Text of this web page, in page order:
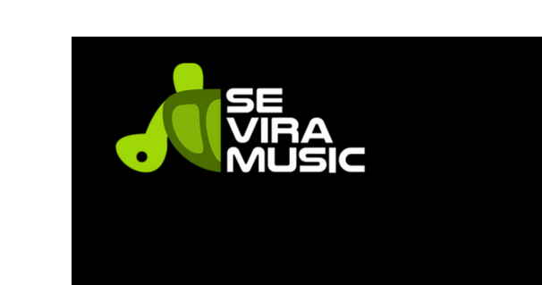
O álbum que mudou tudo:
On the Rock completa 30
anos